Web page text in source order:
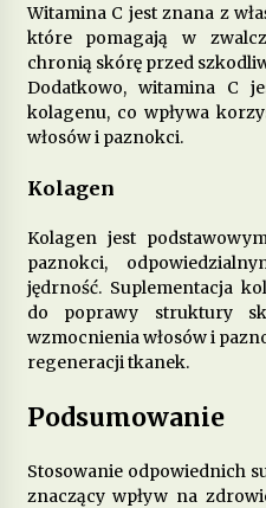
Jakie
zdrowie skóry,
12
Witamina C jest znana z
które pomagają w
chronią skórę przed
Dodatkowo, witamina C
kolagenu, co wpływa
włosów i paznokci.
Kolagen
Kolagen jest
paznokci,
jędrność. Suplementacja
do poprawy struktury
wzmocnienia włosów i
regeneracji tkanek.
Podsumowanie
Stosowanie odpowiednich
znaczący wpływ na